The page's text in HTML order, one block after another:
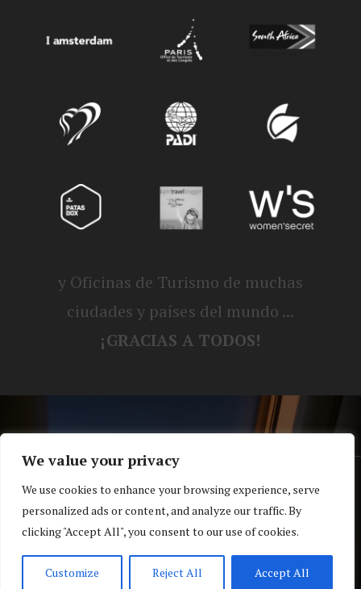
We value your privacy
We use cookies to enhance your browsing experience, serve
personalized ads or content, and analyze our traffic. By
clicking "Accept All", you consent to our use of cookies.
Customize Reject All Accept All
y Oficinas de Turismo de muchas
ciudades y países del mundo ...
¡GRACIAS A TODOS!
® Blog personal de Alex, Nerea, Turbo y
Koko |Política de privacidad y cookies
Top